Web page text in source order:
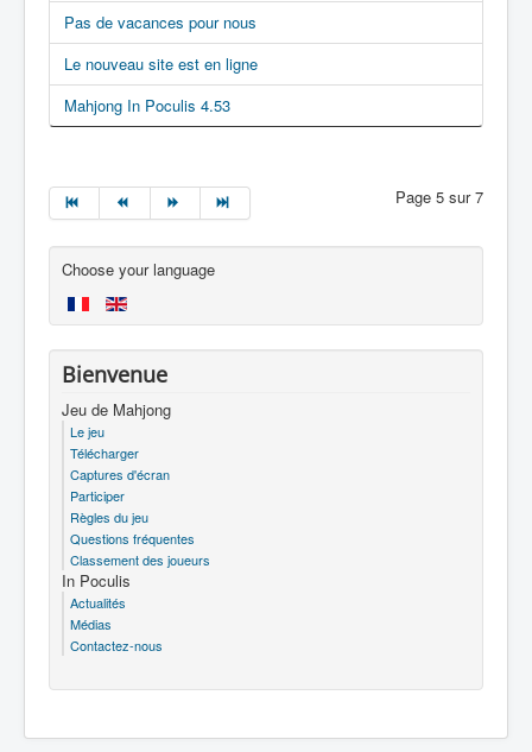
Pas de vacances pour nous
Le nouveau site est en ligne
Mahjong In Poculis 4.53
Page 5 sur 7
Choose your language
Bienvenue
Jeu de Mahjong
Le jeu
Télécharger
Captures d'écran
Participer
Règles du jeu
Questions fréquentes
Classement des joueurs
In Poculis
Actualités
Médias
Contactez-nous